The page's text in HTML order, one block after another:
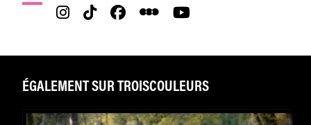
ÉGALEMENT SUR TROISCOULEURS